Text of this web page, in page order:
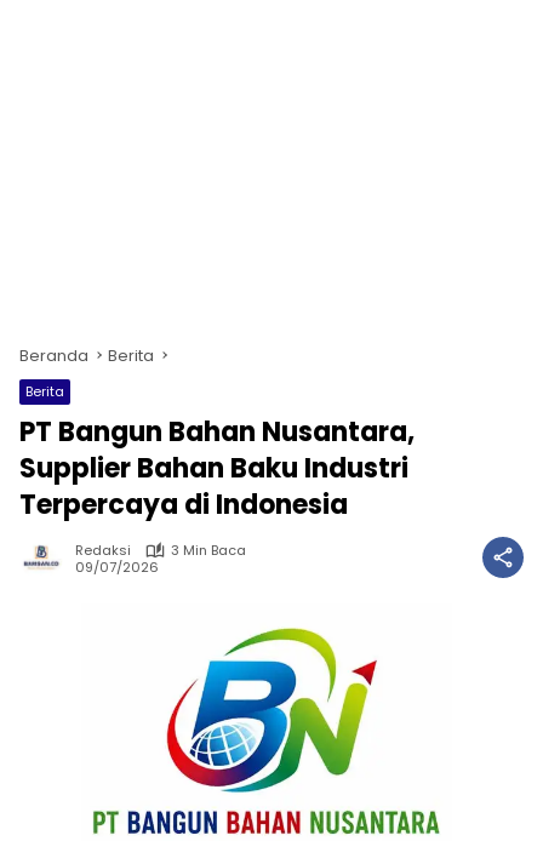
Beranda Berita
Berita
PT Bangun Bahan Nusantara,
Supplier Bahan Baku Industri
Terpercaya di Indonesia
Redaksi
3 Min Baca
09/07/2026